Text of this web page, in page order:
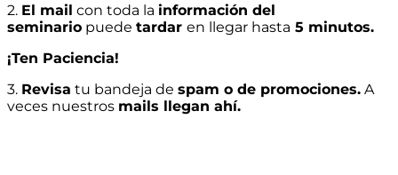
2. El mail con toda la información del
seminario puede tardar en llegar hasta 5 minutos.
¡Ten Paciencia!
3. Revisa tu bandeja de spam o de promociones. A
veces nuestros mails llegan ahí.